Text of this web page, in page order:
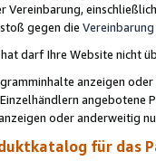
Vereinbarung,
gegen die Vereinbarung
darf Ihre Website nicht
anzeigen
oder anderweitig
für das